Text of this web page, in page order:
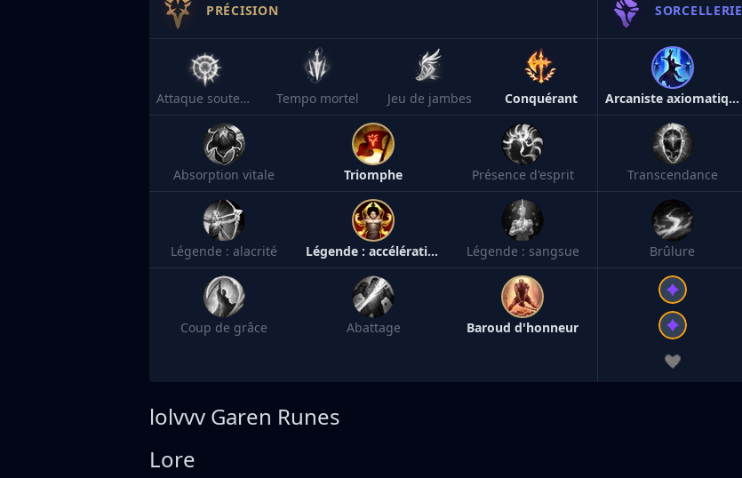
PRÉCISION
Attaque soutenue Tempo mortel Jeu de jambes Conquérant
Absorption vitale Triomphe Présence d'esprit
Légende : alacrité Légende : accélération Légende : sangsue
Coup de grâce Abattage Baroud d'honneur
SORCELLERIE
Arcaniste axiomatique
Transcendance
Brûlure
lolvvv Garen Runes
Lore